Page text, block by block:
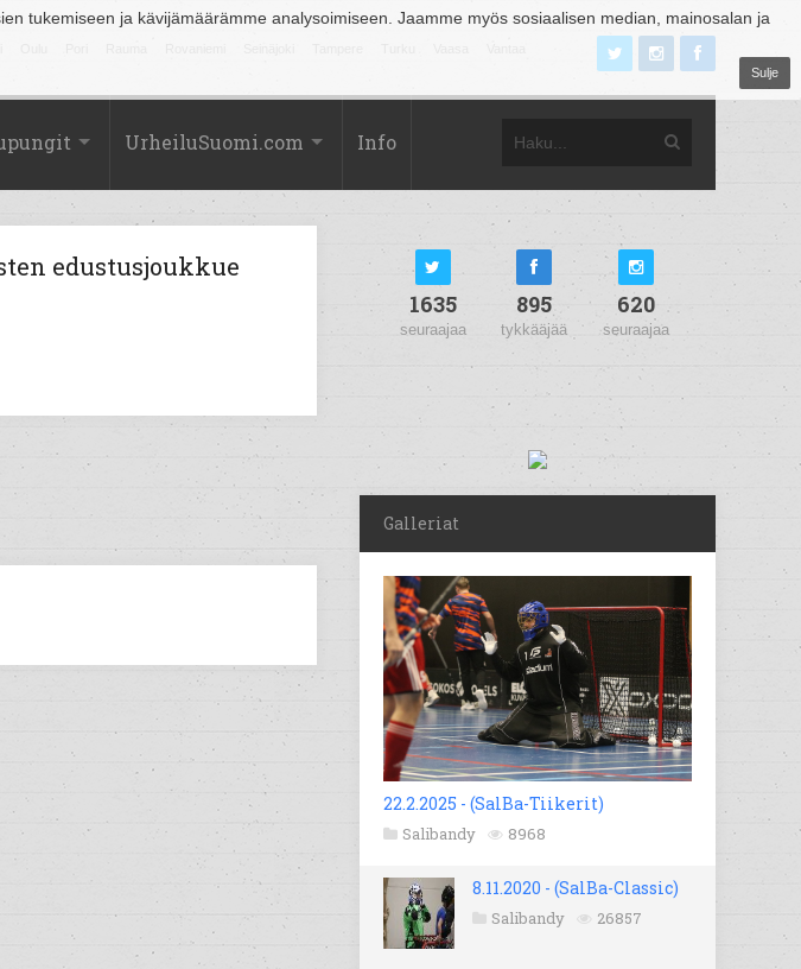
tukemiseen ja kävijämäärämme analysoimiseen. Jaamme myös sosiaalisen median, mainosalan ja
Sulje
UrheiluSuomi.com Info
edustusjoukkue
1635
seuraajaa
895
tykkääjää
620
seuraajaa
Galleriat
22.2.2025 - (SalBa-Tiikerit)
Salibandy 8968
8.11.2020 - (SalBa-Classic)
Salibandy 26857